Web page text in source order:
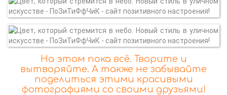
На этом пока всё. Творите и
вытворяйте. А также не забывайте
поделиться этими красивыми
фотографиями со своими друзьями!